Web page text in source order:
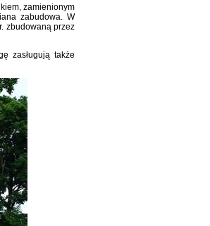
zamienionym
zabudowa. W
zbudowaną przez
zasługują także